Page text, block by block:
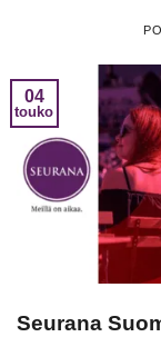
04
touko
Seurana